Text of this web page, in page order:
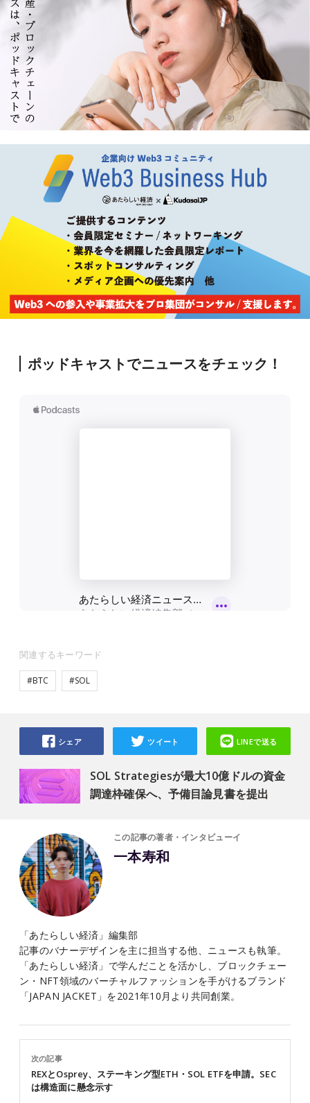
ポッドキャストでニュースをチェック！
関連するキーワード
#BTC #SOL
SOL Strategiesが最大10億ドルの資金
調達枠確保へ、予備目論見書を提出
シェア ツイート LINEで送る
この記事の著者・インタビューイ
一本寿和
「あたらしい経済」編集部
記事のバナーデザインを主に担当する他、ニュースも執筆。
「あたらしい経済」で学んだことを活かし、ブロックチェー
ン・NFT領域のバーチャルファッションを手がけるブランド
「JAPAN JACKET」を2021年10月より共同創業。
次の記事
REXとOsprey、ステーキング型ETH・SOL ETFを申請。SEC
は構造面に懸念示す